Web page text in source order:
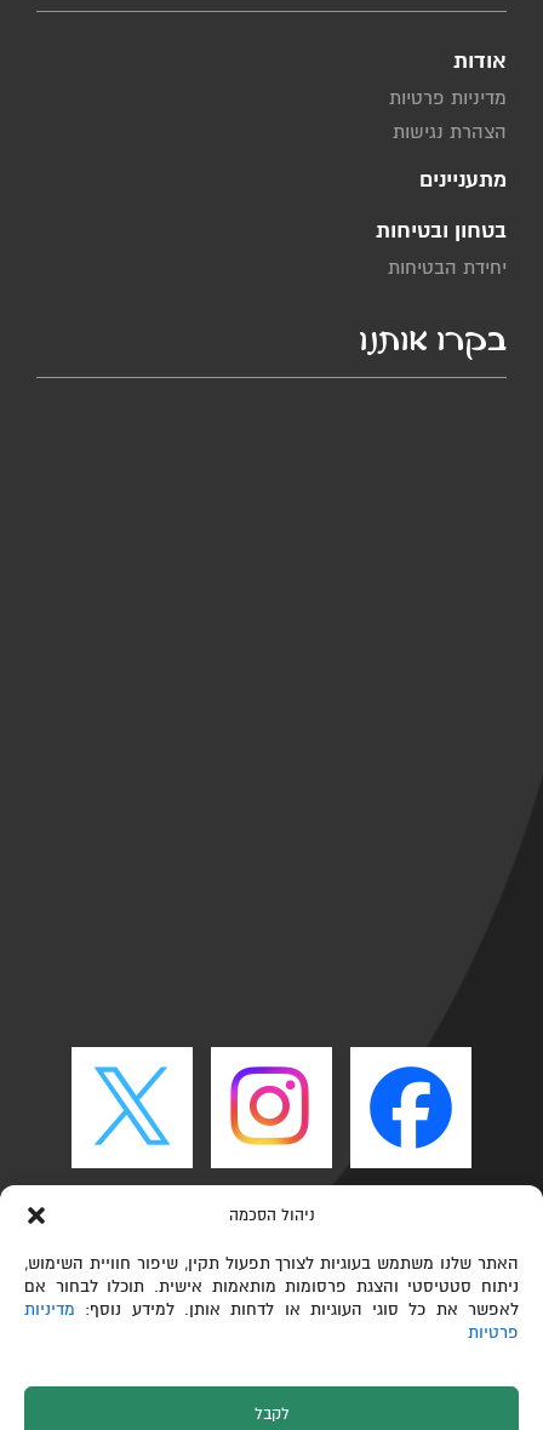
ניהול הסכמה
האתר שלנו משתמש בעוגיות לצורך תפעול תקין, שיפור חוויית השימוש,
ניתוח סטטיסטי והצגת פרסומות מותאמות אישית. תוכלו לבחור אם
לאפשר את כל סוגי העוגיות או לדחות אותן. למידע נוסף: מדיניות
פרטיות
לקבל
אודות
מדיניות פרטיות
הצהרת נגישות
מתעניינים
בטחון ובטיחות
יחידת הבטיחות
בקרו אותנו